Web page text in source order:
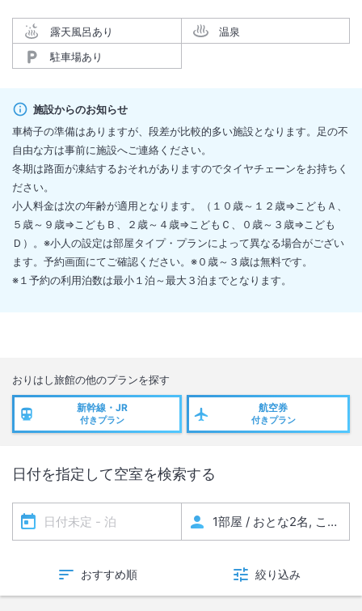
露天風呂あり
温泉
駐車場あり
施設からのお知らせ
車椅子の準備はありますが、段差が比較的多い施設となります。足の不
自由な方は事前に施設へご連絡ください。
冬期は路面が凍結するおそれがありますのでタイヤチェーンをお持ちく
ださい。
小人料金は次の年齢が適用となります。（１０歳～１２歳⇒こどもＡ、
５歳～９歳⇒こどもＢ、２歳～４歳⇒こどもＣ、０歳～３歳⇒こども
Ｄ）。※小人の設定は部屋タイプ・プランによって異なる場合がござい
ます。予約画面にてご確認ください。※０歳～３歳は無料です。
※１予約の利用泊数は最小１泊～最大３泊までとなります。
おりはし旅館の他のプランを探す
新幹線・JR
付きプラン
航空券
付きプラン
日付を指定して空室を検索する
おすすめ順 絞り込み